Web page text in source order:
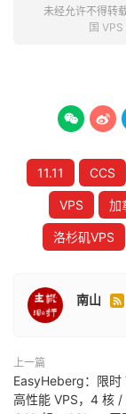
未经允许不得转载
国
 
11.11 CCS
VPS 加
洛杉矶VPS
南山 
上一篇
EasyHeberg：限时
高性能 VPS，4 核 /